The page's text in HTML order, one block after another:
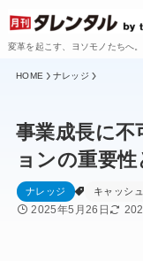
変革を起こす、ヨソモノたちへ。
ナレッジ
事業成長に
ョンの重要
ナレッジ キャッシ
2025年5月26日